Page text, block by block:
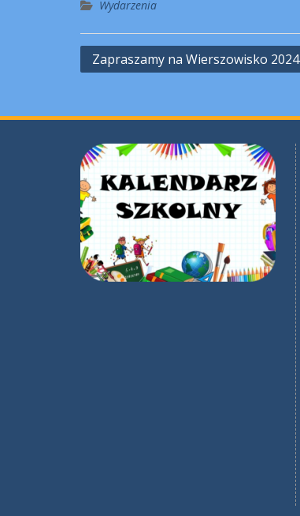
Wydarzenia
Nawigacja
Zapraszamy na Wierszowisko 2024